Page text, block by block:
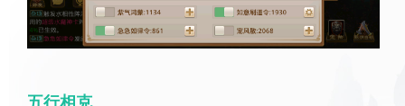
五行相克